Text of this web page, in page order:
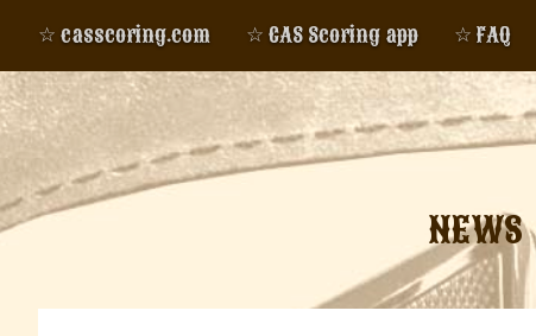
☆ casscoring.com ☆ CAS Scoring app ☆ FAQ
NEWS